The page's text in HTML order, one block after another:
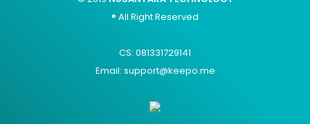
® All Right Reserved
CS: 081331729141
Email: support@keepo.me